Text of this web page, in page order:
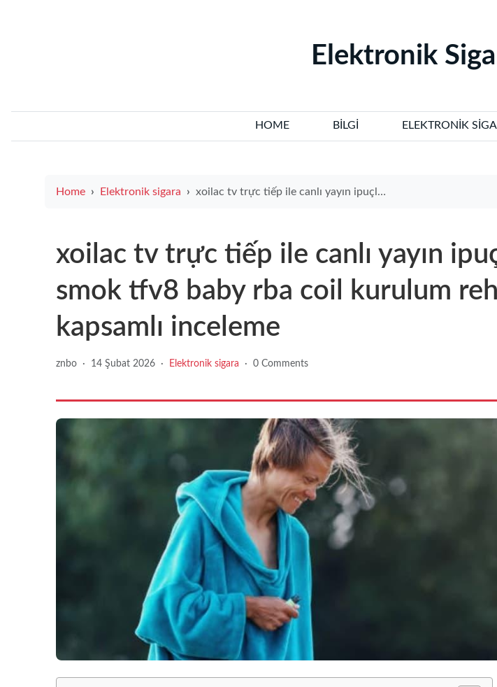
‌Elektronik
HOME BILGI ELEKTRONIK
Home Elektronik sigara xoilac tv trực tiếp ile canlı yayın ipuçları ve smok tfv8 baby rba coil kurulum rehberi ve kapsamlı inceleme
xoilac tv trực tiếp ile canlı yayın
smok tfv8 baby rba coil kurulum
kapsamlı inceleme
znbo · 14 Şubat 2026 · Elektronik sigara · 0 Comments